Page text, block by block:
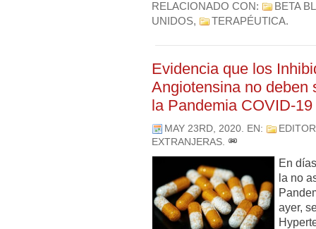
RELACIONADO CON:
BETA
UNIDOS, TERAPÉUTICA.
Evidencia que los
Angiotensina no deben
la Pandemia COVID-19
MAY 23RD, 2020. EN:
EXTRANJERAS.
En
la no
ayer,